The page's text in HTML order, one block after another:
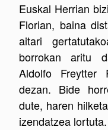
Euskal Herrian
Florian, baina
aitari
borrokan aritu
Aldolfo Freytter
dezan. Bide
dute, haren
izendatzea lortuta.